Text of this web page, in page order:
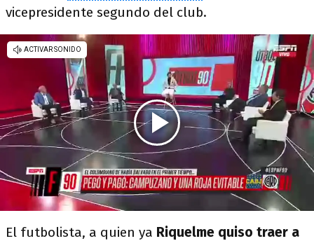
vicepresidente segundo del club.
El futbolista, a quien ya Riquelme quiso traer a